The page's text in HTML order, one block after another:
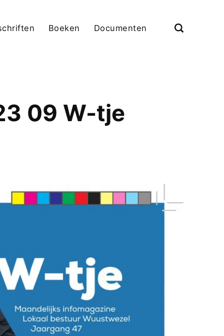
Boeken Documenten
09 W-tje